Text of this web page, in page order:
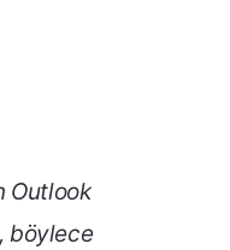
Outlook
böylece